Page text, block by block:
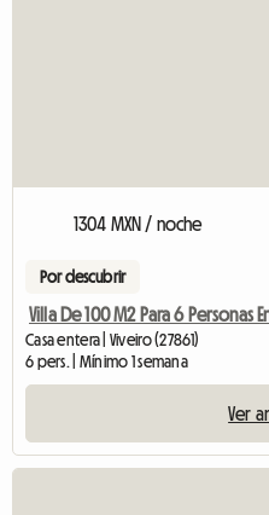
1304 MXN / noche
Por descubrir
Villa De 100 M2 Para 6 Personas
Casa entera | Viveiro (27861)
6 pers. | Mínimo 1 semana
Ver